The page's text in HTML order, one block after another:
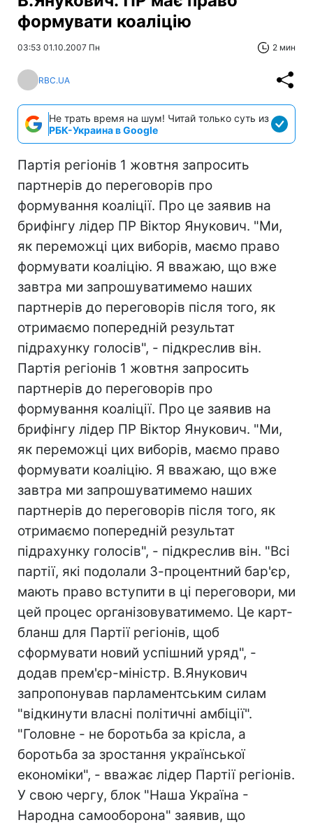
формувати коаліцію
03:53 01.10.2007 Пн 2 мин
RBC.UA
Не трать время на шум! Читай только суть из
РБК-Украина в Google
Партія регіонів 1 жовтня запросить
партнерів до переговорів про
формування коаліції. Про це заявив на
брифінгу лідер ПР Віктор Янукович. "Ми,
як переможці цих виборів, маємо право
формувати коаліцію. Я вважаю, що вже
завтра ми запрошуватимемо наших
партнерів до переговорів після того, як
отримаємо попередній результат
підрахунку голосів", - підкреслив він.
Партія регіонів 1 жовтня запросить
партнерів до переговорів про
формування коаліції. Про це заявив на
брифінгу лідер ПР Віктор Янукович. "Ми,
як переможці цих виборів, маємо право
формувати коаліцію. Я вважаю, що вже
завтра ми запрошуватимемо наших
партнерів до переговорів після того, як
отримаємо попередній результат
підрахунку голосів", - підкреслив він. "Всі
партії, які подолали 3-процентний бар'єр,
мають право вступити в ці переговори, ми
цей процес організовуватимемо. Це карт-
бланш для Партії регіонів, щоб
сформувати новий успішний уряд", -
додав прем'єр-міністр. В.Янукович
запропонував парламентським силам
"відкинути власні політичні амбіції".
"Головне - не боротьба за крісла, а
боротьба за зростання української
економіки", - вважає лідер Партії регіонів.
У свою чергу, блок "Наша Україна -
Народна самооборона" заявив, що